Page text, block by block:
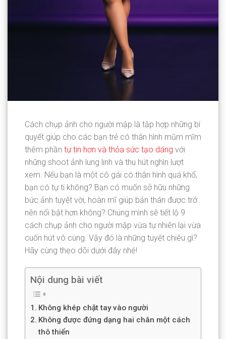
Cách chụp ảnh cho người mập là tập hợp những bí
quyết giúp cho các bạn trẻ có thân hình mũm mĩm
thêm phần tự tin hơn và thỏa sức tạo dáng với
những shoot ảnh lung linh và thu hút nghìn lượt
xem. Nếu bạn là một cô gái có thân hình quá khổ,
bạn có tự ti không? Bạn có muốn sở hữu những
bức ảnh tuyệt vời, hoàn mĩ giúp bản thân được trở
nên nổi bật hơn không? Chúng mình sẽ tiết lộ 9
cách chụp ảnh cho người mập vừa tự nhiên lại vừa
cuốn hút vô cùng. Vậy đó là những tuyệt chiêu gì?
Hãy cùng theo dõi dưới đây nhé!
Nội dung bài viết
Không khép chặt tay vào người
Không được đứng dạng hai chân một cách
thô thiển